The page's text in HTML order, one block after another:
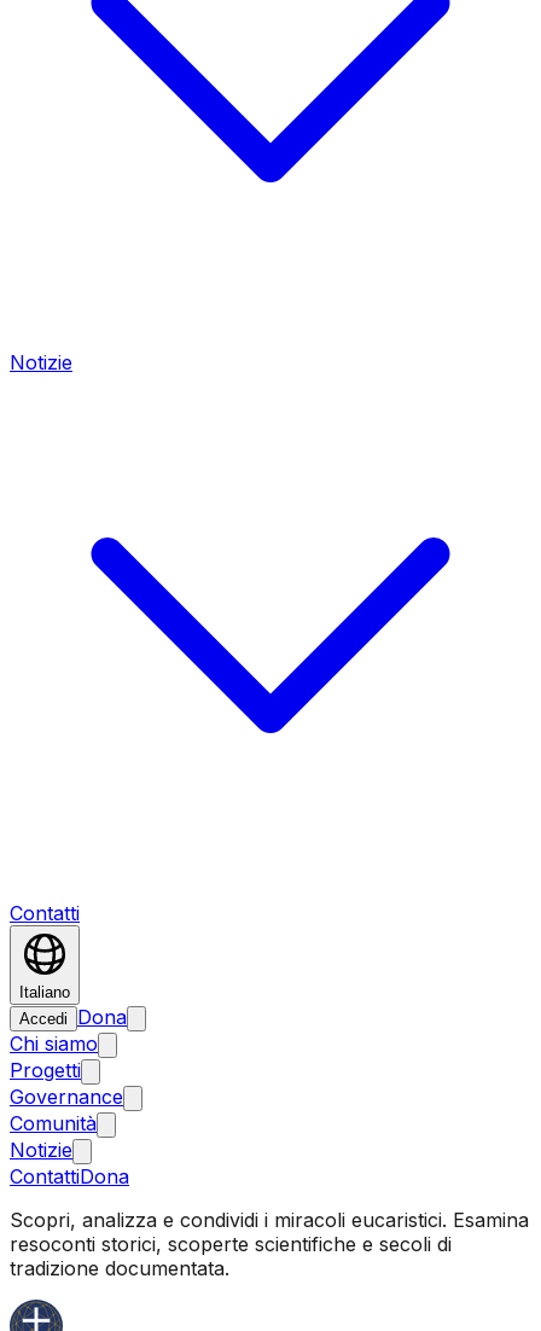
Notizie
Contatti
Italiano
Accedi
Dona
Chi siamo
Progetti
Governance
Comunità
Notizie
ContattiDona
Scopri, analizza e condividi i miracoli eucaristici. Esamina
resoconti storici, scoperte scientifiche e secoli di
tradizione documentata.